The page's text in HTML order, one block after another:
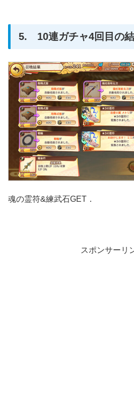
5. 10連ガチャ4回目の
魂の霊符&練武石GET．
スポンサーリ